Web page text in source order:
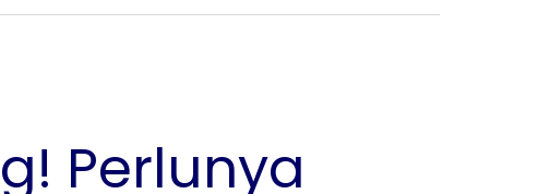
Perlunya